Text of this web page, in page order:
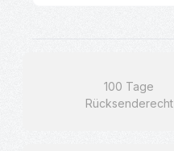
100 Tage
Rücksenderecht